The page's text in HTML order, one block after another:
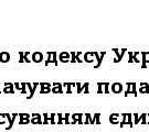
кодексу